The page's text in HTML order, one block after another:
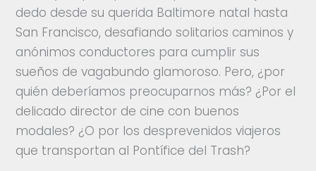
dedo desde su querida Baltimore natal hasta
San Francisco, desafiando solitarios caminos y
anónimos conductores para cumplir sus
sueños de vagabundo glamoroso. Pero, ¿por
quién deberíamos preocuparnos más? ¿Por el
delicado director de cine con buenos
modales? ¿O por los desprevenidos viajeros
que transportan al Pontífice del Trash?